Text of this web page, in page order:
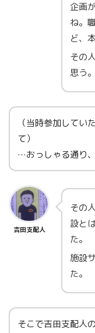
企画
ね。
ど、
その
思う。
（当時参加してい
て）
…おっしゃる通り
吉田支配人
その
設と
た。
施設
た。
そこで吉田支配人